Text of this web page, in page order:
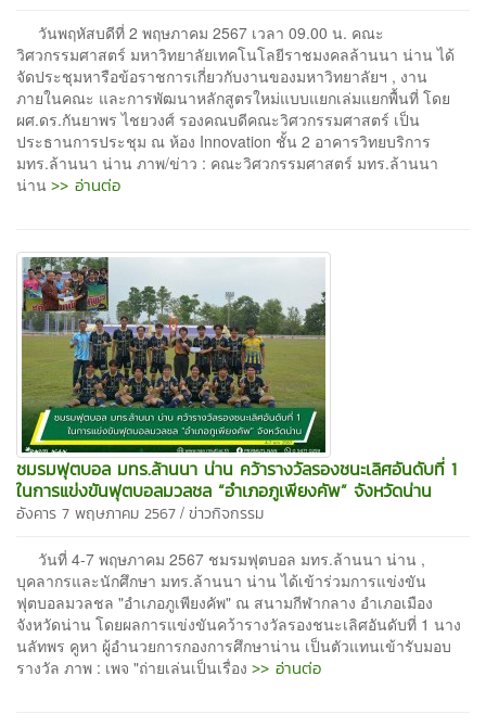
วันพฤหัสบดีที่ 2 พฤษภาคม 2567 เวลา 09.00 น. คณะ
วิศวกรรมศาสตร์ มหาวิทยาลัยเทคโนโลยีราชมงคลล้านนา น่าน ได้
จัดประชุมหารือข้อราชการเกี่ยวกับงานของมหาวิทยาลัยฯ , งาน
ภายในคณะ และการพัฒนาหลักสูตรใหม่แบบแยกเล่มแยกพื้นที่ โดย
ผศ.ดร.กันยาพร ไชยวงศ์ รองคณบดีคณะวิศวกรรมศาสตร์ เป็น
ประธานการประชุม ณ ห้อง Innovation ชั้น 2 อาคารวิทยบริการ
มทร.ล้านนา น่าน ภาพ/ข่าว : คณะวิศวกรรมศาสตร์ มทร.ล้านนา
น่าน >> อ่านต่อ
ชมรมฟุตบอล มทร.ล้านนา น่าน คว้ารางวัลรองชนะเลิศอันดับที่ 1
ในการแข่งขันฟุตบอลมวลชล “อำเภอภูเพียงคัพ” จังหวัดน่าน
อังคาร 7 พฤษภาคม 2567 / ข่าวกิจกรรม
วันที่ 4-7 พฤษภาคม 2567 ชมรมฟุตบอล มทร.ล้านนา น่าน ,
บุคลากรและนักศึกษา มทร.ล้านนา น่าน ได้เข้าร่วมการแข่งขัน
ฟุตบอลมวลชล "อำเภอภูเพียงคัพ" ณ สนามกีฬากลาง อำเภอเมือง
จังหวัดน่าน โดยผลการแข่งขันคว้ารางวัลรองชนะเลิศอันดับที่ 1 นาง
นลัทพร คูหา ผู้อำนวยการกองการศึกษาน่าน เป็นตัวแทนเข้ารับมอบ
รางวัล ภาพ : เพจ "ถ่ายเล่นเป็นเรื่อง >> อ่านต่อ